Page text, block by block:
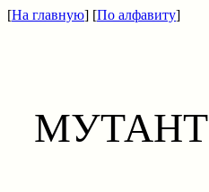
[На главную] [По алфавиту]
МУТАНТ